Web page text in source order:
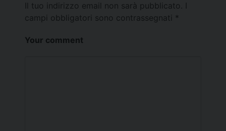
Il tuo indirizzo email non sarà pubblicato.
campi obbligatori sono contrassegnati *
Your comment